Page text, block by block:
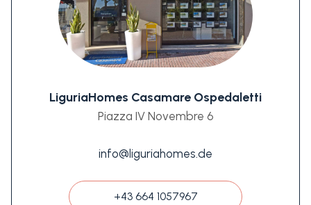
LiguriaHomes Casamare Ospedaletti
Piazza IV Novembre 6
info@liguriahomes.de
+43 664 1057967